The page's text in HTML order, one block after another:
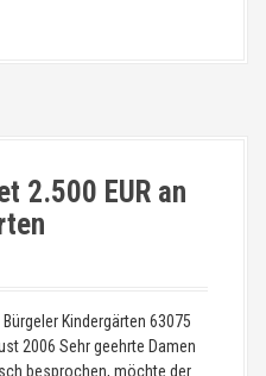
2.500 EUR an
Kindergärten 63075
2006 Sehr geehrte Damen
besprochen, möchte der